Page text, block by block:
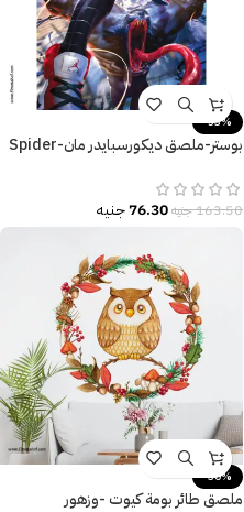
-53%
بوستر-ملصق ديكورسبايدر مان-Spider
163.50جنيه76.30جنيه
-30%
ملصق طائر بومة كيوت -وزهور